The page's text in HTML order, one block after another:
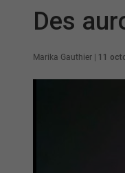
Des
Marika Gauthier 11